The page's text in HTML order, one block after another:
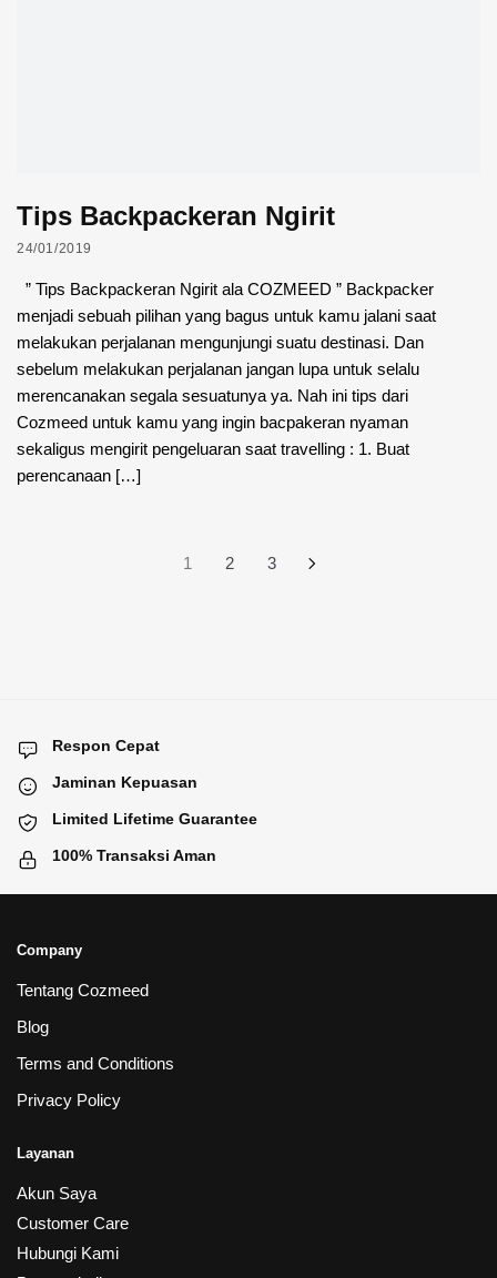
Tips Backpackeran Ngirit
24/01/2019
” Tips Backpackeran Ngirit ala COZMEED ” Backpacker
menjadi sebuah pilihan yang bagus untuk kamu jalani saat
melakukan perjalanan mengunjungi suatu destinasi. Dan
sebelum melakukan perjalanan jangan lupa untuk selalu
merencanakan segala sesuatunya ya. Nah ini tips dari
Cozmeed untuk kamu yang ingin bacpakeran nyaman
sekaligus mengirit pengeluaran saat travelling : 1. Buat
perencanaan […]
1 2 3
Respon Cepat
Jaminan Kepuasan
Limited Lifetime Guarantee
100% Transaksi Aman
Company
Tentang Cozmeed
Blog
Terms and Conditions
Privacy Policy
Layanan
Akun Saya
Customer Care
Hubungi Kami